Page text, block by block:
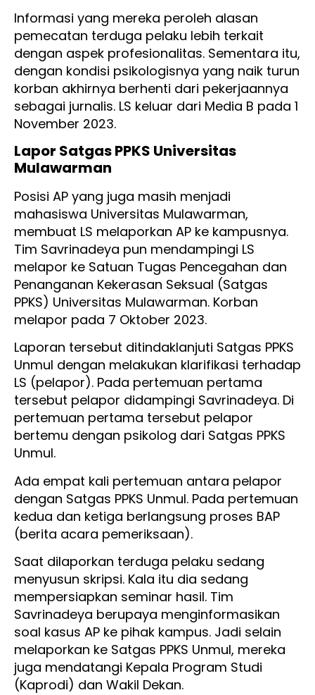
Informasi yang mereka peroleh alasan
pemecatan terduga pelaku lebih terkait
dengan aspek profesionalitas. Sementara itu,
dengan kondisi psikologisnya yang naik turun
korban akhirnya berhenti dari pekerjaannya
sebagai jurnalis. LS keluar dari Media B pada 1
November 2023.
Lapor Satgas PPKS Universitas
Mulawarman
Posisi AP yang juga masih menjadi
mahasiswa Universitas Mulawarman,
membuat LS melaporkan AP ke kampusnya.
Tim Savrinadeya pun mendampingi LS
melapor ke Satuan Tugas Pencegahan dan
Penanganan Kekerasan Seksual (Satgas
PPKS) Universitas Mulawarman. Korban
melapor pada 7 Oktober 2023.
Laporan tersebut ditindaklanjuti Satgas PPKS
Unmul dengan melakukan klarifikasi terhadap
LS (pelapor). Pada pertemuan pertama
tersebut pelapor didampingi Savrinadeya. Di
pertemuan pertama tersebut pelapor
bertemu dengan psikolog dari Satgas PPKS
Unmul.
Ada empat kali pertemuan antara pelapor
dengan Satgas PPKS Unmul. Pada pertemuan
kedua dan ketiga berlangsung proses BAP
(berita acara pemeriksaan).
Saat dilaporkan terduga pelaku sedang
menyusun skripsi. Kala itu dia sedang
mempersiapkan seminar hasil. Tim
Savrinadeya berupaya menginformasikan
soal kasus AP ke pihak kampus. Jadi selain
melaporkan ke Satgas PPKS Unmul, mereka
juga mendatangi Kepala Program Studi
(Kaprodi) dan Wakil Dekan.